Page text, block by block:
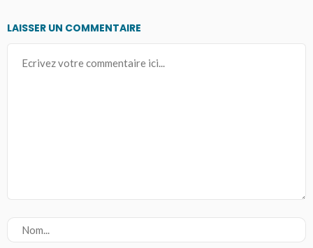
LAISSER UN COMMENTAIRE